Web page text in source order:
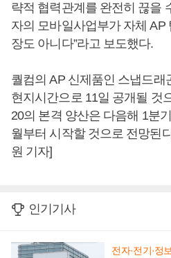
략적 협력관계를 완전히 끊을
자의 모바일사업부가 자체 AP
장도 아니다”라고 보도했다.
퀄컴의 AP 신제품인 스냅드래
현지시간으로 11일 공개될 것
20의 본격 양산은 다음해 1분
월부터 시작할 것으로 전망된
원 기자]
인기기사
전자·전기·정